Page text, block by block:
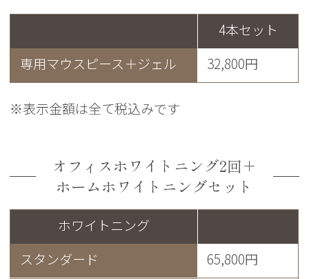
4本セット
専用マウスピース＋ジェル
32,800円
※表示金額は全て税込みです
オフィスホワイトニング2回＋
ホームホワイトニングセット
ホワイトニング
スタンダード
65,800円